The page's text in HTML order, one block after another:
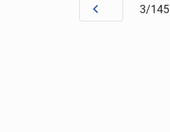
3/145